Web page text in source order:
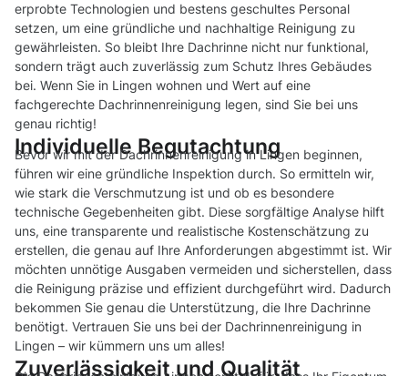
erprobte Technologien und bestens geschultes Personal
setzen, um eine gründliche und nachhaltige Reinigung zu
gewährleisten. So bleibt Ihre Dachrinne nicht nur funktional,
sondern trägt auch zuverlässig zum Schutz Ihres Gebäudes
bei. Wenn Sie in Lingen wohnen und Wert auf eine
fachgerechte Dachrinnenreinigung legen, sind Sie bei uns
genau richtig!
Individuelle Begutachtung
Bevor wir mit der Dachrinnenreinigung in Lingen beginnen,
führen wir eine gründliche Inspektion durch. So ermitteln wir,
wie stark die Verschmutzung ist und ob es besondere
technische Gegebenheiten gibt. Diese sorgfältige Analyse hilft
uns, eine transparente und realistische Kostenschätzung zu
erstellen, die genau auf Ihre Anforderungen abgestimmt ist. Wir
möchten unnötige Ausgaben vermeiden und sicherstellen, dass
die Reinigung präzise und effizient durchgeführt wird. Dadurch
bekommen Sie genau die Unterstützung, die Ihre Dachrinne
benötigt. Vertrauen Sie uns bei der Dachrinnenreinigung in
Lingen – wir kümmern uns um alles!
Zuverlässigkeit und Qualität